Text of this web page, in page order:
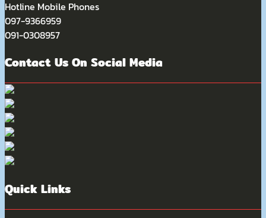
Hotline Mobile Phones
097-9366959
091-0308957
Contact Us On Social Media
Quick Links